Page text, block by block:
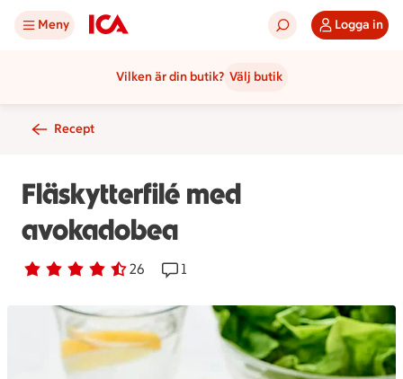
Meny Logga in
Vilken är din butik? Välj butik
Recept
Fläskytterfilé med
avokadobea
Betyg 4.1 av 5. 26
26 personer har röstatReceptet har 1 kommentarer
1